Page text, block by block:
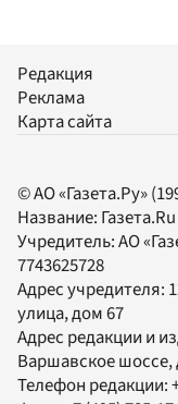
Редакция
Реклама
Карта сайта
© АО «Газета.Ру»
Название: Газета.Ru
Учредитель:АО
7743625728
Адрес учредителя:
улица, дом 67
Адрес редакции и
Варшавское шоссе,
Телефон редакции: